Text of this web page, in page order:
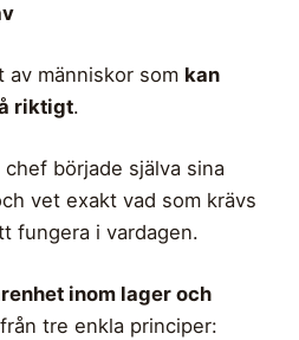
av människor som kan
riktigt.
började själva sina
vet exakt vad som krävs
fungera i vardagen.
inom lager och
tre enkla principer: